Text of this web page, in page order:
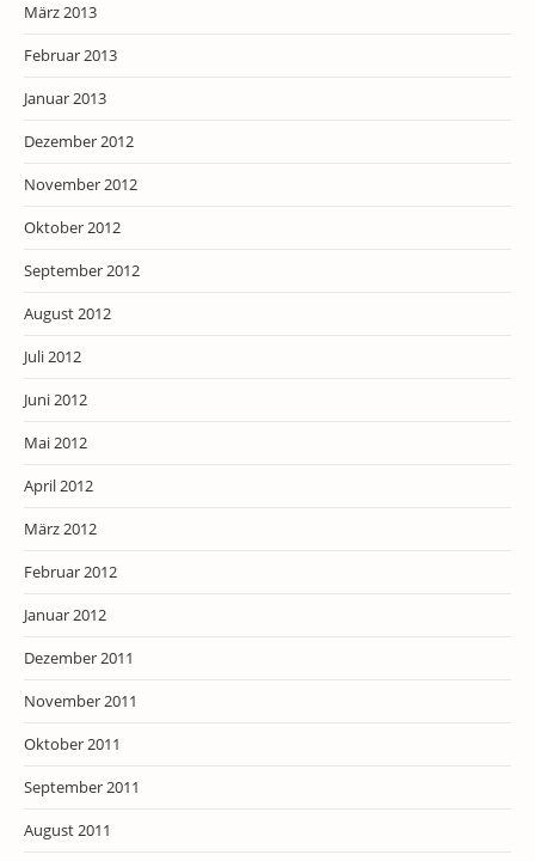
März 2013
Februar 2013
Januar 2013
Dezember 2012
November 2012
Oktober 2012
September 2012
August 2012
Juli 2012
Juni 2012
Mai 2012
April 2012
März 2012
Februar 2012
Januar 2012
Dezember 2011
November 2011
Oktober 2011
September 2011
August 2011